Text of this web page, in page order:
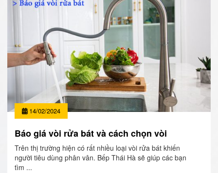
14/02/2024
Báo giá vòi rửa bát và cách chọn vòi
Trên thị trường hiện có rất nhiều loại vòi rửa bát khiến
người tiêu dùng phân vân. Bếp Thái Hà sẽ giúp các bạn
tìm ...